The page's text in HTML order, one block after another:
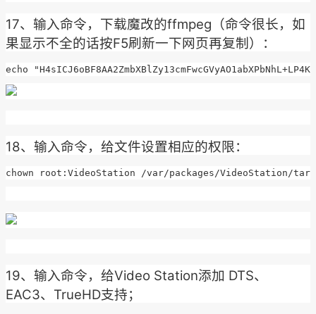
17、输入命令，下载魔改的ffmpeg（命令很长，如
果显示不全的话按F5刷新一下网页再复制）：
echo
18、输入命令，给文件设置相应的权限：
chown root:VideoStation /var/packages/VideoStation/
19、输入命令，给Video Station添加 DTS、
EAC3、TrueHD支持；